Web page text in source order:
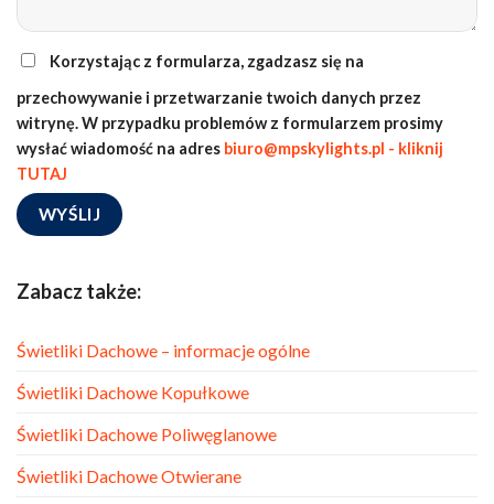
Korzystając z formularza, zgadzasz się na
przechowywanie i przetwarzanie twoich danych przez
witrynę. W przypadku problemów z formularzem prosimy
wysłać wiadomość na adres biuro@mpskylights.pl - kliknij
TUTAJ
Zabacz także:
Świetliki Dachowe – informacje ogólne
Świetliki Dachowe Kopułkowe
Świetliki Dachowe Poliwęglanowe
Świetliki Dachowe Otwierane